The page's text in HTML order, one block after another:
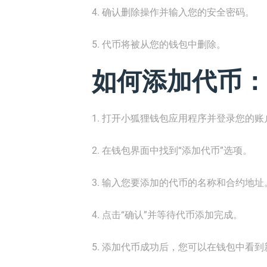
4. 确认删除操作并输入您的安全密码。
5. 代币将被从您的钱包中删除。
如何添加代币：
1. 打开小狐狸钱包应用程序并登录您的账
2. 在钱包界面中找到“添加代币”选项。
3. 输入您要添加的代币的名称和合约地址
4. 点击“确认”并等待代币添加完成。
5. 添加代币成功后，您可以在钱包中看到